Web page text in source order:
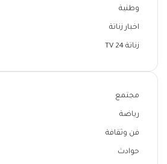
وطنية
اخبار زناتة
زناتة 24 TV
مجتمع
رياضة
فن وثقافة
حوادث